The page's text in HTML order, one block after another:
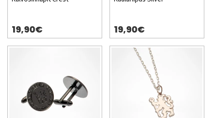
19,90€ 19,90€